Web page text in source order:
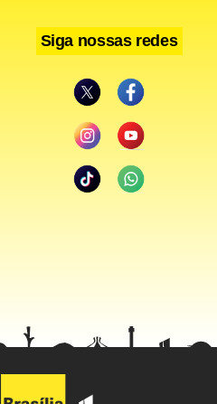
Siga nossas redes